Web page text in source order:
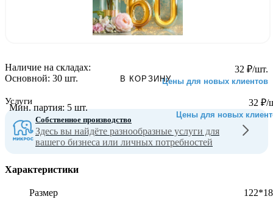
32 ₽/шт.
Цены для новых клиентов
В КОРЗИНУ
Мин. партия: 5 шт. 32 ₽/
Цены для новых
Наличие на складах:
Основной: 30 шт.
Услуги
Собственное производство
Здесь вы найдёте разнообразные услуги для
вашего бизнеса или личных потребностей
Характеристики
Размер